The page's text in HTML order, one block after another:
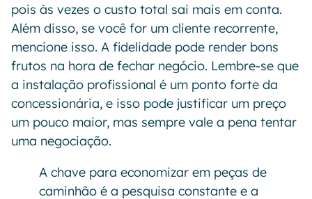
pois às vezes o custo total sai mais em conta.
Além disso, se você for um cliente recorrente,
mencione isso. A fidelidade pode render bons
frutos na hora de fechar negócio. Lembre-se que
a instalação profissional é um ponto forte da
concessionária, e isso pode justificar um preço
um pouco maior, mas sempre vale a pena tentar
uma negociação.
A chave para economizar em peças de
caminhão é a pesquisa constante e a